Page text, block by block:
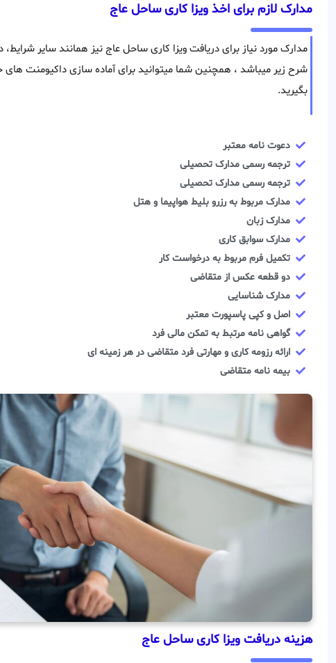
مدارک لازم برای اخذ ویزا کاری ساحل عاج
مدارک مورد نیاز برای دریافت ویزا کاری ساحل عاج نیز همانند سایر
شرح زیر میباشد ، همچنین شما میتوانید برای آماده سازی داکیومنت
بگیرید.
دعوت نامه معتبر
ترجمه رسمی مدارک تحصیلی
ترجمه رسمی مدارک تحصیلی
مدارک مربوط به رزرو بلیط هواپیما و هتل
مدارک زبان
مدارک سوابق کاری
تکمیل فرم مربوط به درخواست کار
دو قطعه عکس از متقاضی
مدارک شناسایی
اصل و کپی پاسپورت معتبر
گواهی نامه مرتبط به تمکن مالی فرد
ارائه رزومه کاری و مهارتی فرد متقاضی در هر زمینه ای
بیمه نامه متقاضی
هزینه دریافت ویزا کاری ساحل عاج